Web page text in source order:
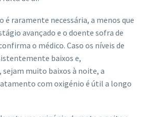
é raramente necessária, a menos que
avançado e o doente sofra de
o médico. Caso os níveis de
baixos e,
muito baixos à noite, a
com oxigénio é útil a longo